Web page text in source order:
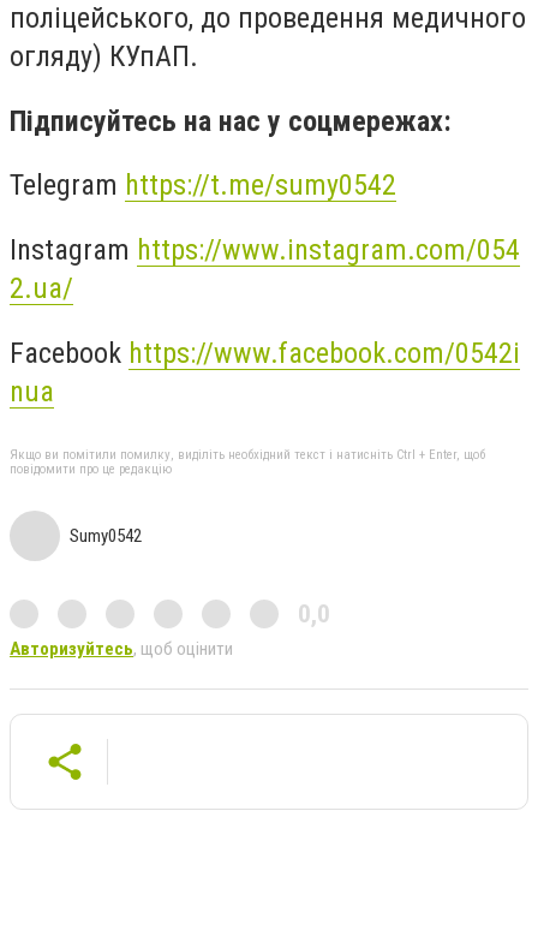
поліцейського, до проведення медичного
огляду) КУпАП.
Підписуйтесь на нас у соцмережах:
Telegram https://t.me/sumy0542
Instagram https://www.instagram.com/054
2.ua/
Facebook https://www.facebook.com/0542i
nua
Якщо ви помітили помилку, виділіть необхідний текст і натисніть Ctrl + Enter, щоб
повідомити про це редакцію
Sumy0542
0,0
Авторизуйтесь, щоб оцінити